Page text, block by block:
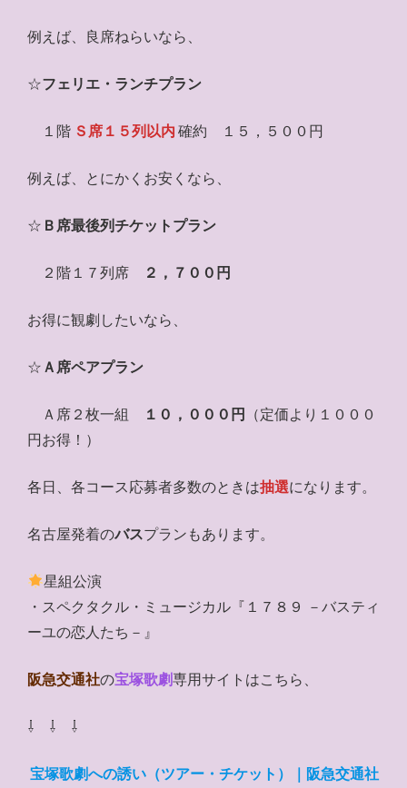
例えば、良席ねらいなら、
☆フェリエ・ランチプラン
１階 Ｓ席１５列以内 確約 １５，５００円
例えば、とにかくお安くなら、
☆ Ｂ席最後列チケットプラン
２階１７列席 ２，７００円
お得に観劇したいなら、
☆ Ａ席ペアプラン
Ａ席２枚一組 １０，０００円
（定価より１０００
円お得！）
各日、各コース応募者多数のときは抽選になります。
名古屋発着のバスプランもあります。
星組公演
・スペクタクル・ミュージカル『１７８９ －バスティ
ーユの恋人たち－』
阪急交通社の宝塚歌劇専用サイトはこちら、
⇩ ⇩ ⇩
宝塚歌劇への誘い（ツアー・チケット）｜阪急交通社